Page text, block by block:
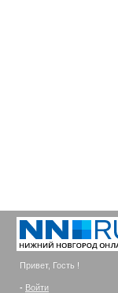
Привет, Гость !
- Войти